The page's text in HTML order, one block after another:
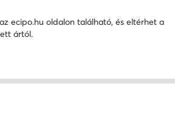
ecipo.hu oldalon található, és eltérhet a
ártól.